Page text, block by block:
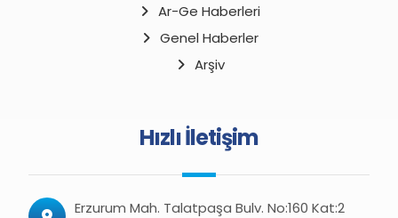
Ar-Ge Haberleri
Genel Haberler
Arşiv
Hızlı İletişim
Erzurum Mah. Talatpaşa Bulv. No:160 Kat:2